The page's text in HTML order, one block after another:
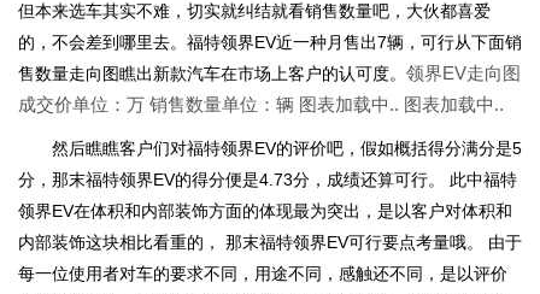
但本来选车其实不难，切实就纠结就看销售数量吧，大伙都喜爱
的，不会差到哪里去。福特领界EV近一种月售出7辆，可行从下面销
售数量走向图瞧出新款汽车在市场上客户的认可度。 领界EV走向图
成交价单位：万 销售数量单位：辆 图表加载中.. 图表加载中..
然后瞧瞧客户们对福特领界EV的评价吧，假如概括得分满分是5
分，那末福特领界EV的得分便是4.73分，成绩还算可行。 此中福特
领界EV在体积和内部装饰方面的体现最为突出，是以客户对体积和
内部装饰这块相比看重的， 那末福特领界EV可行要点考量哦。 由于
每一位使用者对车的要求不同，用途不同，感触还不同，是以评价